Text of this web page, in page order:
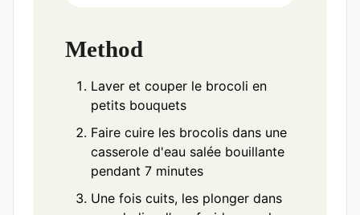
Method
Laver et couper le brocoli en
petits bouquets
Faire cuire les brocolis dans une
casserole d'eau salée bouillante
pendant 7 minutes
Une fois cuits, les plonger dans